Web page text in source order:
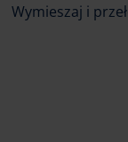
Wymieszaj i